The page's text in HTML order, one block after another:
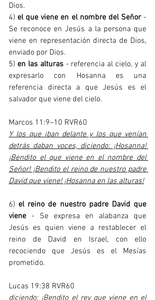
Dios.
4) el que viene en el nombre del Señor -
Se reconoce en Jesús a la persona que
viene en representación directa de Dios,
enviado por Dios.
5) en las alturas - referencia al cielo, y al
expresarlo con Hosanna es una
referencia directa a que Jesús es el
salvador que viene del cielo.
Marcos 11:9–10 RVR60
Y los que iban delante y los que venían
detrás daban voces, diciendo: ¡Hosanna!
¡Bendito el que viene en el nombre del
Señor! ¡Bendito el reino de nuestro padre
David que viene! ¡Hosanna en las alturas!
6) el reino de nuestro padre David que
viene - Se expresa en alabanza que
Jesús es quien viene a restablecer el
reino de David en Israel, con ello
recociendo que Jesús es el Mesías
prometido.
Lucas 19:38 RVR60
diciendo: ¡Bendito el rey que viene en el